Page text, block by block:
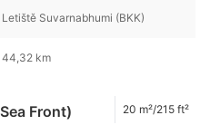
Letiště Suvarnabhumi (BKK)
44,32 km
Front) 20 m²/215 ft²